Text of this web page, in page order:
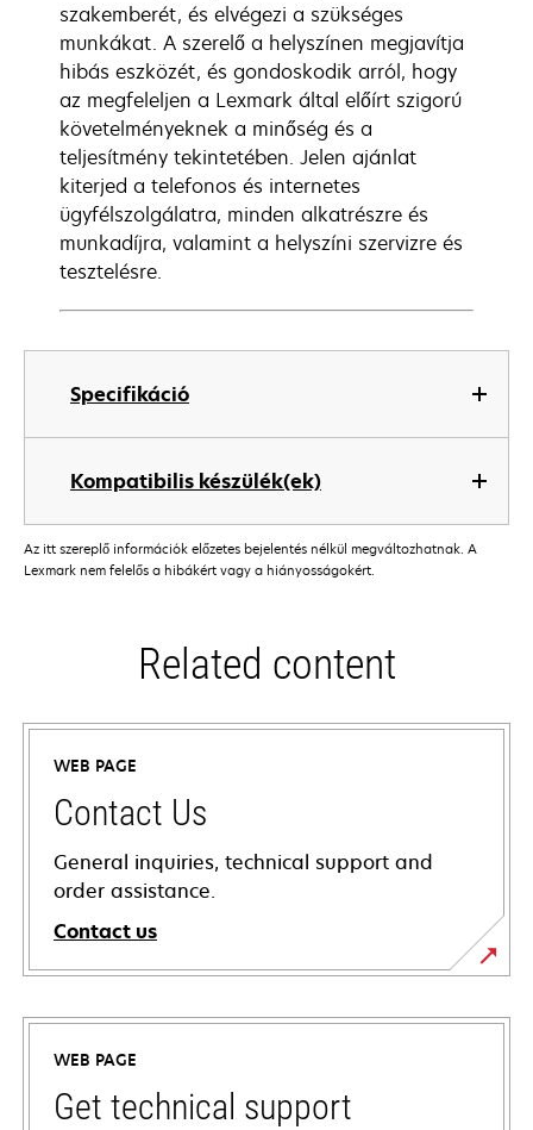
Specifikáció
Kompatibilis készülék(ek)
szakemberét, és elvégezi a szükséges
munkákat. A szerelő a helyszínen megjavítja
hibás eszközét, és gondoskodik arról, hogy
az megfeleljen a Lexmark által előírt szigorú
követelményeknek a minőség és a
teljesítmény tekintetében. Jelen ajánlat
kiterjed a telefonos és internetes
ügyfélszolgálatra, minden alkatrészre és
munkadíjra, valamint a helyszíni szervizre és
tesztelésre.
Az itt szereplő információk előzetes bejelentés nélkül megváltozhatnak. A
Lexmark nem felelős a hibákért vagy a hiányosságokért.
Related content
WEB PAGE
Contact Us
General inquiries, technical support and
order assistance.
Contact us
WEB PAGE
Get technical support